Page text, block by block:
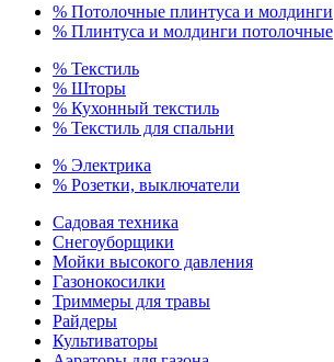
% Потолочные плинтуса и молдинги
% Плинтуса и молдинги потолочные
% Текстиль
% Шторы
% Кухонный текстиль
% Текстиль для спальни
% Электрика
% Розетки, выключатели
Садовая техника
Снегоуборщики
Мойки высокого давления
Газонокосилки
Триммеры для травы
Райдеры
Культиваторы